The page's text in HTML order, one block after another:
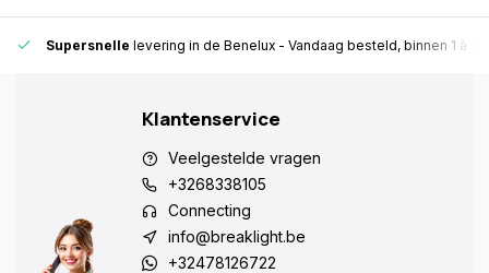
Supersnelle levering in de Benelux - Vandaag besteld, binnen 1 à 2
Klantenservice
Veelgestelde vragen
+3268338105
Connecting
info@breaklight.be
+32478126722